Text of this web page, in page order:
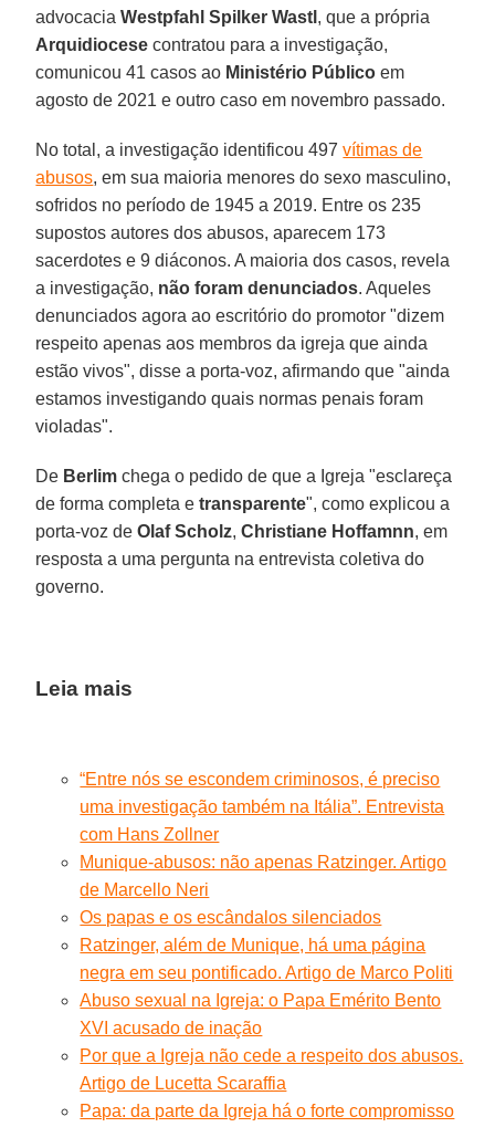
advocaciaWestpfahl Spilker Wastl , que a própria
Arquidiocese contratou para a investigação,
comunicou 41 casos ao Ministério Público em
agosto de 2021 e outro caso em novembro passado.
No total, a investigação identificou 497vítimas de
abusos, em sua maioria menores do sexo masculino,
sofridos no período de 1945 a 2019. Entre os 235
supostos autores dos abusos, aparecem 173
sacerdotes e 9 diáconos. A maioria dos casos, revela
a investigação, não foram denunciados. Aqueles
denunciados agora ao escritório do promotor "dizem
respeito apenas aos membros da igreja que ainda
estão vivos", disse a porta-voz, afirmando que "ainda
estamos investigando quais normas penais foram
violadas".
De Berlim chega o pedido de que a Igreja "esclareça
de forma completa etransparente", como explicou a
porta-voz deOlaf Scholz,Christiane Hoffamnn, em
resposta a uma pergunta na entrevista coletiva do
governo.
Leia mais
“Entre nós se escondem criminosos, é preciso
uma investigação também na Itália”. Entrevista
com Hans Zollner
Munique-abusos: não apenas Ratzinger. Artigo
de Marcello Neri
Os papas e os escândalos silenciados
Ratzinger, além de Munique, há uma página
negra em seu pontificado. Artigo de Marco Politi
Abuso sexual na Igreja: o Papa Emérito Bento
XVI acusado de inação
Por que a Igreja não cede a respeito dos abusos.
Artigo de Lucetta Scaraffia
Papa: da parte da Igreja há o forte compromisso